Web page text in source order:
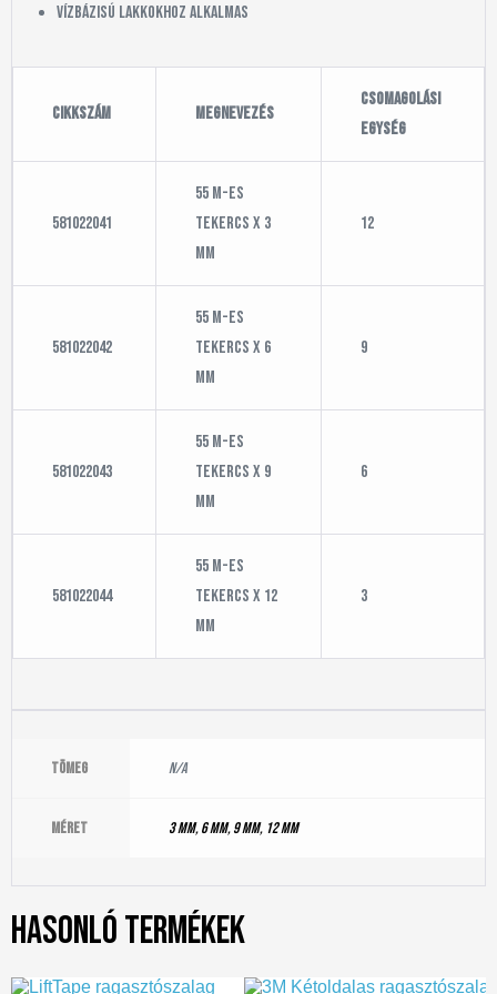
vízbázisú lakkokhoz alkalmas
Cikkszám Megnevezés
Csomagolási
egység
581022041
55 m-es
tekercs x 3
mm
12
581022042
55 m-es
tekercs x 6
mm
9
581022043
55 m-es
tekercs x 9
mm
6
581022044
55 m-es
tekercs x 12
mm
3
Tömeg N/A
Méret 3 mm,6 mm,9 mm, 12 mm
Hasonló termékek